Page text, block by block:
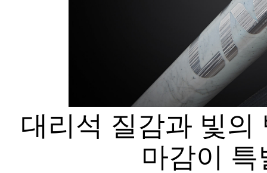
대리석 질감과 빛의
마감이